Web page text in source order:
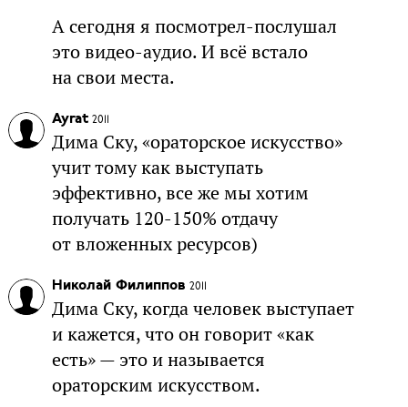
А сегодня я посмотрел-послушал
это видео-аудио. И всё встало
на свои места.
Ayrat 2011
Дима Ску, «ораторское искусство»
учит тому как выступать
эффективно, все же мы хотим
получать 120-150% отдачу
от вложенных ресурсов)
Николай Филиппов 2011
Дима Ску, когда человек выступает
и кажется, что он говорит «как
есть» — это и называется
ораторским искусством.